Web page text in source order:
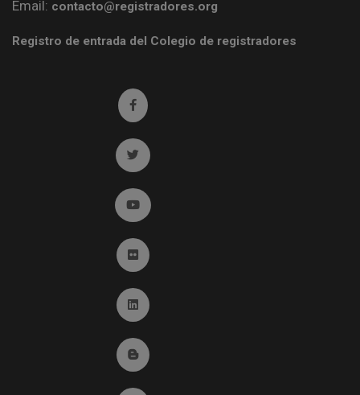
Email: contacto@registradores.org
Registro de entrada del Colegio de registradores
Ir a facebook (abre en ventana nueva)
Ir a twitter (abre en ventana nueva)
Ir a YouTube (abre en ventana nueva)
Ir a Flickr (abre en ventana nueva)
Ir a Linkedin (abre en ventana nueva)
Ir al Blog (abre en ventana nueva)